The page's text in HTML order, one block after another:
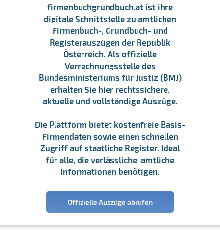
firmenbuchgrundbuch.at ist ihre
digitale Schnittstelle zu amtlichen
Firmenbuch-, Grundbuch- und
Registerauszügen der Republik
Österreich. Als offizielle
Verrechnungsstelle des
Bundesministeriums für Justiz (BMJ)
erhalten Sie hier rechtssichere,
aktuelle und vollständige Auszüge.
Die Plattform bietet kostenfreie Basis-
Firmendaten sowie einen schnellen
Zugriff auf staatliche Register. Ideal
für alle, die verlässliche, amtliche
Informationen benötigen.
Offizielle Auszüge abrufen